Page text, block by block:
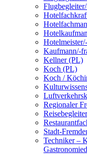
Kaufmann/-
Kellner (PL)
Koch (PL)
Koch /
Regionaler
Stadt-
Techniker –